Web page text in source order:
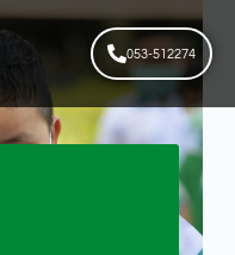
053-512274